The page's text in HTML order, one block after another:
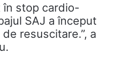
în stop cardio-
SAJ a început
resuscitare.”, a